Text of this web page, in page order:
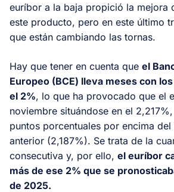
euríbor a la baja propició la mejora
este producto, pero en este último
que están cambiando las tornas.
Hay que tener en cuenta que el
Europeo (BCE) lleva meses con
el 2%, lo que ha provocado que el
noviembre situándose en el
puntos porcentuales por encima
anterior (2,187%). Se trata de la
consecutiva y, por ello, el euríbor
más de ese 2% que se
de 2025.